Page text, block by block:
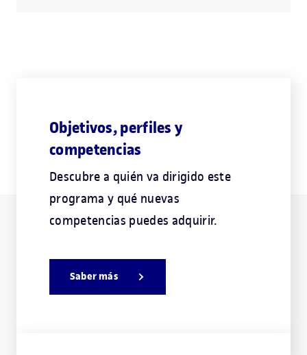
Objetivos, perfiles y
competencias
Descubre a quién va dirigido este
programa y qué nuevas
competencias puedes adquirir.
Saber más